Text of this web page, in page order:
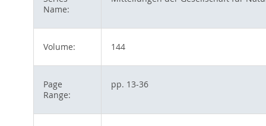
Name:
Volume: 144
Page
Range:
pp. 13-36